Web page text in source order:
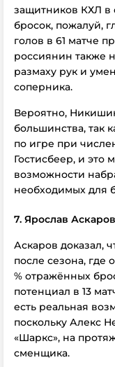
защитников КХЛ в
бросок, пожалуй,
голов в 61 матче
россиянин также
размаху рук и
соперника.
Вероятно,
большинства, так
по игре при
Гостисбеер, и это
возможности
необходимых для
7. Ярослав
Аскаров доказал,
после сезона, где
% отражённых
потенциал в 13
есть реальная
поскольку Алекс
«Шаркс», на
сменщика.